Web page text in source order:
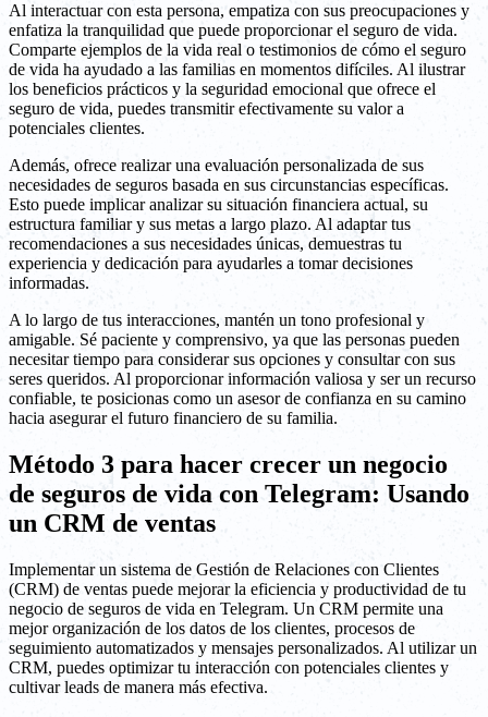
Al interactuar con esta persona, empatiza con sus preocupaciones y
enfatiza la tranquilidad que puede proporcionar el seguro de vida.
Comparte ejemplos de la vida real o testimonios de cómo el seguro
de vida ha ayudado a las familias en momentos difíciles. Al ilustrar
los beneficios prácticos y la seguridad emocional que ofrece el
seguro de vida, puedes transmitir efectivamente su valor a
potenciales clientes.
Además, ofrece realizar una evaluación personalizada de sus
necesidades de seguros basada en sus circunstancias específicas.
Esto puede implicar analizar su situación financiera actual, su
estructura familiar y sus metas a largo plazo. Al adaptar tus
recomendaciones a sus necesidades únicas, demuestras tu
experiencia y dedicación para ayudarles a tomar decisiones
informadas.
A lo largo de tus interacciones, mantén un tono profesional y
amigable. Sé paciente y comprensivo, ya que las personas pueden
necesitar tiempo para considerar sus opciones y consultar con sus
seres queridos. Al proporcionar información valiosa y ser un recurso
confiable, te posicionas como un asesor de confianza en su camino
hacia asegurar el futuro financiero de su familia.
Método 3 para hacer crecer un negocio
de seguros de vida con Telegram: Usando
un CRM de ventas
Implementar un sistema de Gestión de Relaciones con Clientes
(CRM) de ventas puede mejorar la eficiencia y productividad de tu
negocio de seguros de vida en Telegram. Un CRM permite una
mejor organización de los datos de los clientes, procesos de
seguimiento automatizados y mensajes personalizados. Al utilizar un
CRM, puedes optimizar tu interacción con potenciales clientes y
cultivar leads de manera más efectiva.